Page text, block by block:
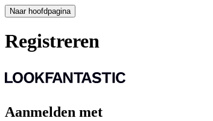
Naar hoofdpagina
Registreren
Aanmelden met